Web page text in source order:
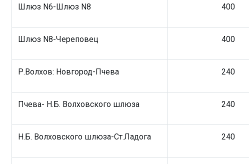
Шлюз N6-Шлюз N8 400
Шлюз N8-Череповец 400
Р.Волхов: Новгород-Пчева 240
Пчева- Н.Б. Волховского шлюза 240
Н.Б. Волховского шлюза-Ст.Ладога 240